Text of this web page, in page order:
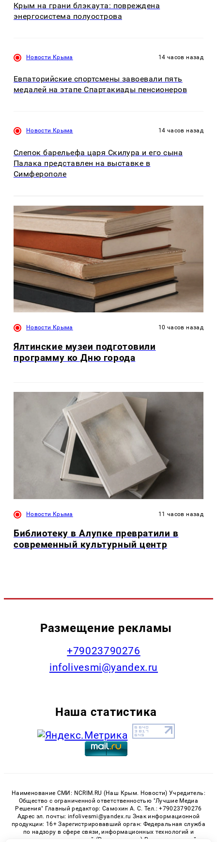
Крым на грани блэкаута: повреждена
энергосистема полуострова
Новости Крыма 14 часов назад
Евпаторийские спортсмены завоевали пять
медалей на этапе Спартакиады пенсионеров
Новости Крыма 14 часов назад
Слепок барельефа царя Скилура и его сына
Палака представлен на выставке в
Симферополе
Новости Крыма 10 часов назад
Ялтинские музеи подготовили
программу ко Дню города
Новости Крыма 11 часов назад
Библиотеку в Алупке превратили в
современный культурный центр
Размещение рекламы
+79023790276
infolivesmi@yandex.ru
Наша статистика
Наименование СМИ: NCRIM.RU (Наш Крым. Новости) Учредитель:
Общество с ограниченной ответственностью "Лучшие Медиа
Решения" Главный редактор: Самохин А. С. Тел.: +79023790276
Адрес эл. почты: infolivesmi@yandex.ru Знак информационной
продукции: 16+ Зарегистрировавший орган: Федеральная служба
по надзору в сфере связи, информационных технологий и
массовых коммуникаций (Роскомнадзор) Регистрационный